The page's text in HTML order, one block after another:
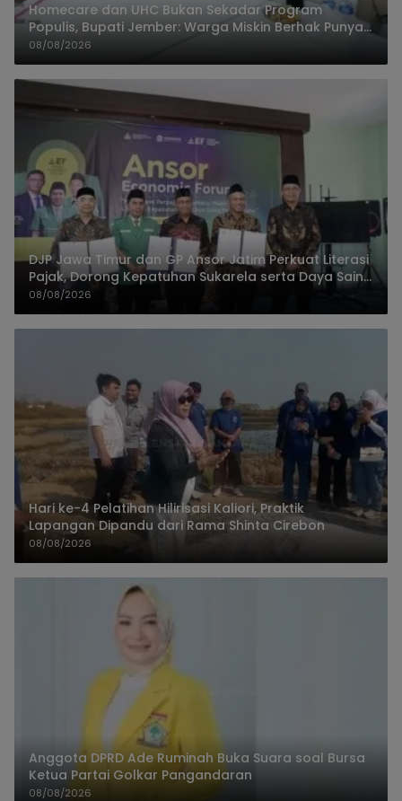
Homecare dan UHC Bukan Sekadar Program
Populis, Bupati Jember: Warga Miskin Berhak Punya
Akses Dokter Keluarga
08/08/2026
DJP Jawa Timur dan GP Ansor Jatim Perkuat Literasi
Pajak, Dorong Kepatuhan Sukarela serta Daya Saing
UMKM
08/08/2026
Hari ke-4 Pelatihan Hilirisasi Kaliori, Praktik
Lapangan Dipandu dari Rama Shinta Cirebon
08/08/2026
Anggota DPRD Ade Ruminah Buka Suara soal Bursa
Ketua Partai Golkar Pangandaran
08/08/2026